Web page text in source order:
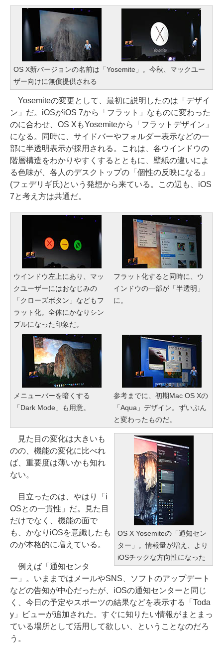
OS X新バージョンの名前は「Yosemite」。今秋、マックユー
ザー向けに無償提供される
Yosemiteの変更として、最初に説明したのは「デザイ
ン」だ。iOSがiOS 7から「フラット」なものに変わった
のに合わせ、OS XもYosemiteから「フラットデザイン」
になる。同時に、サイドバーやフォルダー表示などの一
部に半透明表示が採用される。これは、各ウインドウの
階層構造をわかりやすくするとともに、壁紙の違いによ
る色味が、各人のデスクトップの「個性の反映になる」
(フェデリギ氏)という発想から来ている。この辺も、iOS
7と考え方は共通だ。
ウインドウ左上にあり、マッ
クユーザーにはおなじみの
「クローズボタン」などもフ
ラット化。全体にかなりシン
プルになった印象だ。
フラット化すると同時に、ウ
インドウの一部が「半透明」
に。
メニューバーを暗くする
「Dark Mode」も用意。
参考までに、初期Mac OS Xの
「Aqua」デザイン。ずいぶん
と変わったものだ。
OS X Yosemiteの「通知セン
ター」。情報量が増え、より
iOSチックな方向性になった
見た目の変化は大きいも
のの、機能の変化に比べれ
ば、重要度は薄いかも知れ
ない。
目立ったのは、やはり「i
OSとの一貫性」だ。見た目
だけでなく、機能の面で
も、かなりiOSを意識したも
のが本格的に増えている。
例えば「通知センタ
ー」。いままではメールやSNS、ソフトのアップデート
などの告知が中心だったが、iOSの通知センターと同じ
く、今日の予定やスポーツの結果などを表示する「Toda
y」ビューが追加された。すぐに知りたい情報がまとまっ
ている場所として活用して欲しい、ということなのだろ
う。